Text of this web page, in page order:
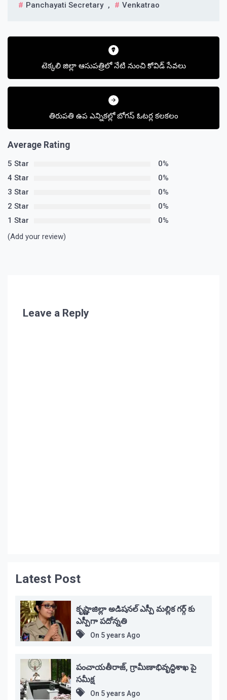
Panchayati Secretary , Venkatrao
Post
టెక్కలి జిల్లా ఆసుపత్రిలో నేటి నుంచి కోవిడ్ సేవలు
తిరుపతి ఉప ఎన్నికల్లో బోగస్ ఓటర్ల కలకలం
Average Rating
5 Star
0%
4 Star
0%
3 Star
0%
2 Star
0%
1 Star
0%
(Add your review)
Leave a Reply
Latest Post
కృష్ణాజిల్లా అడిషనల్ ఎస్పీ మల్లిక గర్గ్ కు
ఎస్పీగా పదోన్నతి
On 5 years Ago
పంచాయతీరాజ్, గ్రామీణాభివృద్ధిశాఖ పై
సమీక్ష
On 5 years Ago